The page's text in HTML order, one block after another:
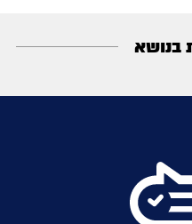
בנושא